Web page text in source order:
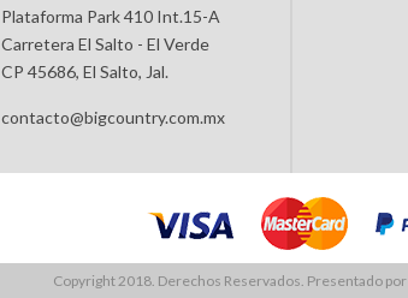
Plataforma Park 410 Int.15-A
Carretera El Salto - El Verde
CP 45686, El Salto, Jal.
contacto@bigcountry.com.mx
Copyright 2018. Derechos Reservados. Presentado por